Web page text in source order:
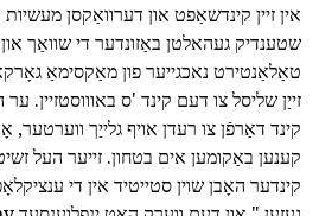
אין זיין קינדשאַפט און דערוואַקסן
שטענדיק געהאלטן באַזונדער די שוואַך
טאַלאַנטירט נאכגייער פון מאַקסימאַ
זייַן שליסל צו דעם קינד 'ס באוווסטזיין.
קינד דאַרפֿן צו רעדן אויף גלייַך
קענען באַקומען אים בטחון. זייער העל
קינדער האָבן שוין סטייטיד אין די